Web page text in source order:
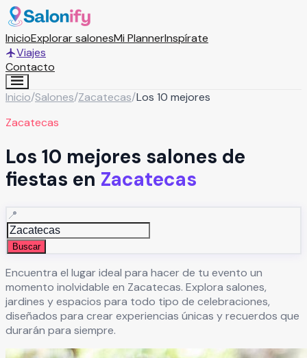
InicioExplorar salonesMi PlannerInspírate
Viajes
Contacto
Inicio/Salones/Zacatecas/Los 10 mejores
Zacatecas
Los 10 mejores salones de
fiestas en Zacatecas
📍
Buscar
Encuentra el lugar ideal para hacer de tu evento un
momento inolvidable en Zacatecas. Explora salones,
jardines y espacios para todo tipo de celebraciones,
diseñados para crear experiencias únicas y recuerdos que
durarán para siempre.